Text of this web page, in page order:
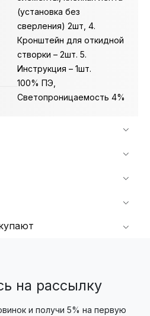
(установка без
сверления) 2шт, 4.
Кронштейн для откидной
створки – 2шт. 5.
Инструкция – 1шт.
100% ПЭ,
Светопроницаемость 4%
на рассылку
и получи 5% на первую